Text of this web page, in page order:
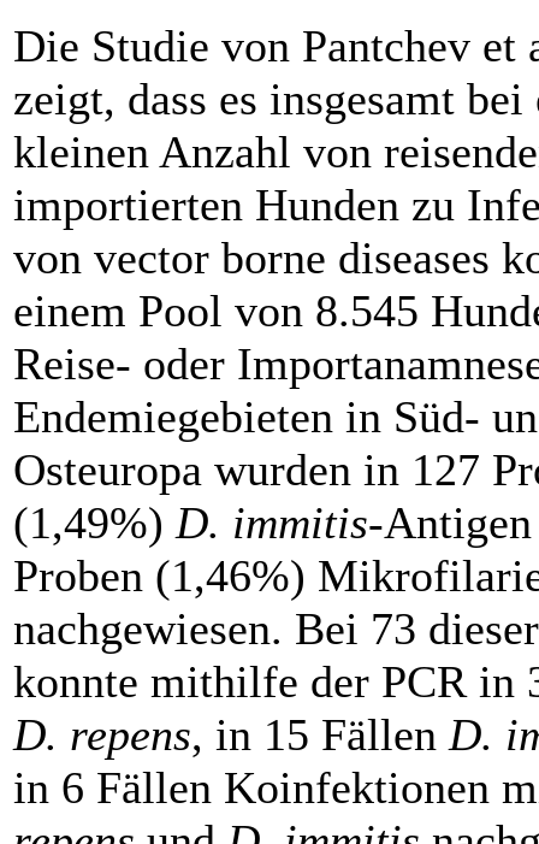
Die Studie von Pantchev et
zeigt, dass es insgesamt
kleinen Anzahl von
importierten Hunden zu
von vector borne diseases
einem Pool von 8.545
Reise- oder
Endemiegebieten in Süd-
Osteuropa wurden in 127
(1,49%) D. immitis-
Proben (1,46%)
nachgewiesen. Bei 73
konnte mithilfe der PCR in
D. repens, in 15 Fällen D.
in 6 Fällen Koinfektionen